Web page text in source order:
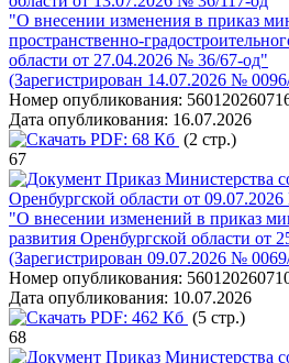
"О внесении изменения в приказ
пространственно-
области от 27.04.2026 № 36/67-од"
(Зарегистрирован 14.07.2026 №
Номер опубликования:
Дата опубликования: 16.07.2026
PDF: 68 Кб (2 стр.)
67
Приказ Министерства
Оренбургской области от
"О внесении изменений в приказ
развития Оренбургской области от
(Зарегистрирован 09.07.2026 №
Номер опубликования:
Дата опубликования: 10.07.2026
PDF: 462 Кб (5 стр.)
68
Приказ Министерства